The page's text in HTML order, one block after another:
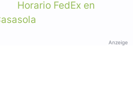
Horario FedEx en
Anzeige